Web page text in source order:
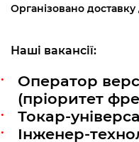
Організовано
Наші вакансії:
Оператор
(пріоритет
Токар-
Інженер-